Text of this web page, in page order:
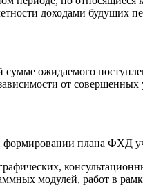
доходами будущих
сумме ожидаемого
от
формировании плана ФХД
модулей, работ в